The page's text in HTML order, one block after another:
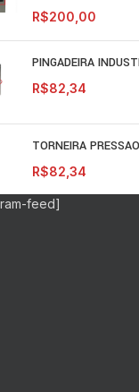
R$200,00
PINGADEIRA
R$82,34
TORNEIRA
R$82,34
feed]